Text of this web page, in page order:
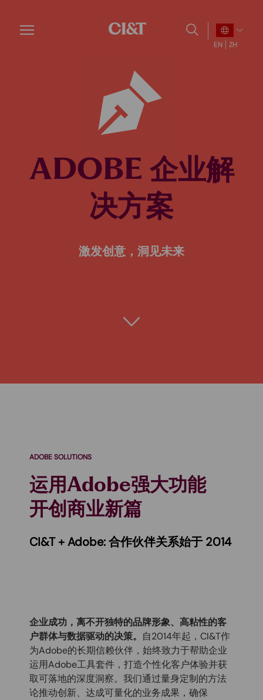
to
main
EN ZH
ADOBE 企业解
决方案
激发创意，洞见未来
ADOBE SOLUTIONS
运用Adobe强大功能
开创商业新篇
CI&T + Adobe: 合作伙伴关系始于 2014
企业成功，离不开独特的品牌形象、高粘性的客
户群体与数据驱动的决策。 自2014年起，CI&T作
为Adobe的长期信赖伙伴，始终致力于帮助企业
运用Adobe工具套件，打造个性化客户体验并获
取可落地的深度洞察。我们通过量身定制的方法
论推动创新、达成可量化的业务成果，确保